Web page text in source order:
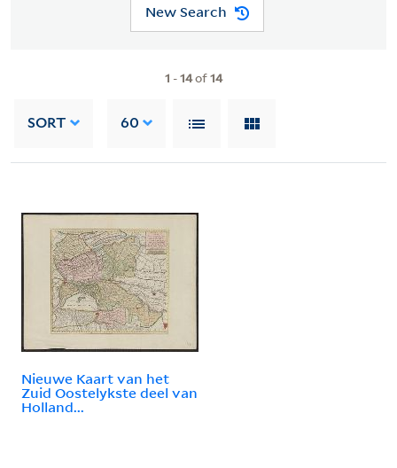
New Search
1 -14of14
SORT 60
Nieuwe Kaart van het
Zuid Oostelykste deel van
Holland...